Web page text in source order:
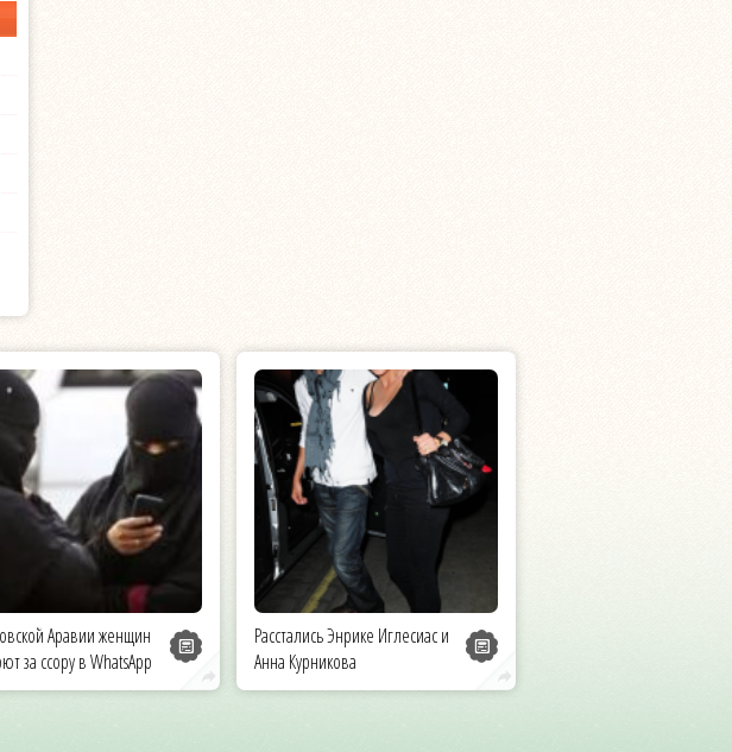
Аравии женщин
за ссору в WhatsApp
Расстались Энрике Иглесиас и
Анна Курникова